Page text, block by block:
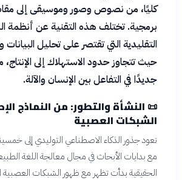
كليًا، من نصوص وصور وموسيقى إلى
برمجية. تختلف هذه التقنية عن أنظمة
التقليدية التي تقتصر على تحليل البيانات
حيث تتجاوز حدود الاستهلاك إلى
جديدًا في التفاعل بين الإنسان والآلة.
📜 النشأة والتطور: من النماذج
الشبكات العصبية
تعود جذور الذكاء الاصطناعي التوليدي إلى
مع بدايات الأبحاث في مجال معالجة اللغة
الحقيقية بدأت تظهر مع ظهور الشبكات العصبية